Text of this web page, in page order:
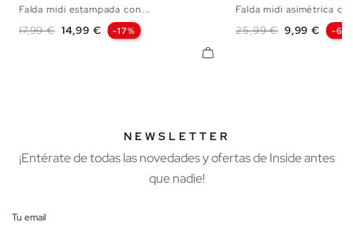
Falda midi estampada con...
Precio base
17,99 € Precio
14,99 € -17%
Falda midi asimétrica
Precio base
25,99 € Precio
9,99 € -
NEWSLETTER
¡Entérate de todas las novedades y ofertas de Inside antes
que nadie!
Tu email